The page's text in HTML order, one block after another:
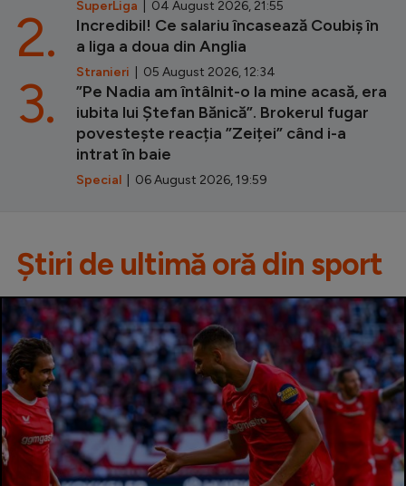
SuperLiga | 04 August 2026, 21:55
Incredibil! Ce salariu încasează Coubiș în
a liga a doua din Anglia
Stranieri | 05 August 2026, 12:34
2.
”Pe Nadia am întâlnit-o la mine acasă, era
iubita lui Ștefan Bănică”. Brokerul fugar
povestește reacția ”Zeiței” când i-a
intrat în baie
Special | 06 August 2026, 19:59
3.
Știri de ultimă oră din sport